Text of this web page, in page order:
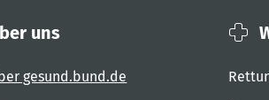
uns
gesund.bund.de